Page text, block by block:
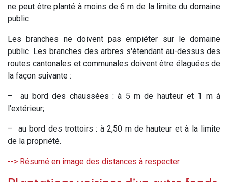
ne peut être planté à moins de 6 m de la limite du domaine
public.
Les branches ne doivent pas empiéter sur le domaine
public. Les branches des arbres s'étendant au-dessus des
routes cantonales et communales doivent être élaguées de
la façon suivante :
– au bord des chaussées : à 5 m de hauteur et 1 m à
l'extérieur;
– au bord des trottoirs : à 2,50 m de hauteur et à la limite
de la propriété.
--> Résumé en image des distances à respecter